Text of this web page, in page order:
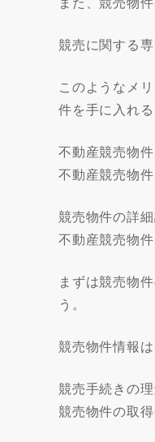
競売に関する
このようなメ
件を手に入れ
不動産競売物
不動産競売物
競売物件の詳
不動産競売物
まずは競売物
う。
競売物件情報
競売手続きの
競売物件の取